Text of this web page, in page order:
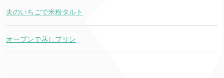
夫のいちごで米粉タルト
オーブンで蒸しプリン